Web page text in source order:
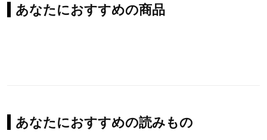
あなたにおすすめの商品
あなたにおすすめの読みもの